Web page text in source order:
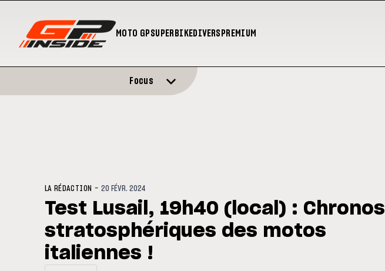
MOTO GPSUPERBIKEDIVERS PREMIUM
Focus
LA RÉDACTION -20 FÉVR. 2024
Test Lusail, 19h40 (local) : Chronos
stratosphériques des motos
italiennes !